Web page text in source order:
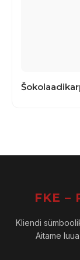
FKE –
Kliendi
Aitame